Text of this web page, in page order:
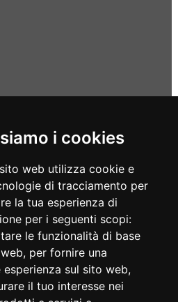
i cookies
web utilizza cookie e
di tracciamento per
la tua esperienza di
per i seguenti scopi:
le funzionalità di base
, per fornire una
esperienza sul sito web,
il tuo interesse nei
SERSALE , CZ